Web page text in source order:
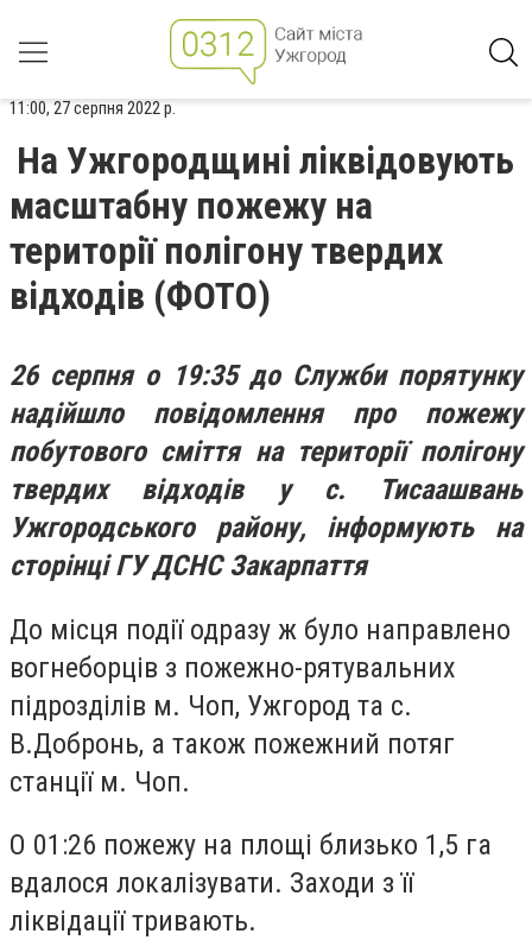
11:00, 27 серпня 2022 р.
На Ужгородщині ліквідовують
масштабну пожежу на
території полігону твердих
відходів (ФОТО)
26 серпня о 19:35 до Служби порятунку
надійшло повідомлення про пожежу
побутового сміття на території полігону
твердих відходів у с. Тисаашвань
Ужгородського району, інформують на
сторінці ГУ ДСНС Закарпаття
До місця події одразу ж було направлено
вогнеборців з пожежно-рятувальних
підрозділів м. Чоп, Ужгород та с.
В.Добронь, а також пожежний потяг
станції м. Чоп.
О 01:26 пожежу на площі близько 1,5 га
вдалося локалізувати. Заходи з її
ліквідації тривають.